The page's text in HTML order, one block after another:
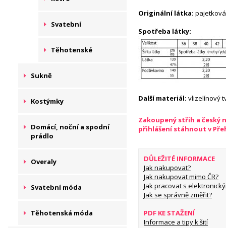
Svatební
Těhotenské
Sukně
Kostýmky
Domácí, noční a spodní
prádlo
Overaly
Svatební móda
Těhotenská móda
Originální látka:
Spotřeba látky:
Další materiál: vlizelínový
Zakoupený střih a český
přihlášení stáhnout v
DŮLEŽITÉ INFORMACE
Jak nakupovat?
Jak nakupovat mimo ČR?
Jak pracovat s
Jak se správně změřit?
PDF KE STAŽENÍ
Informace a tipy k šití